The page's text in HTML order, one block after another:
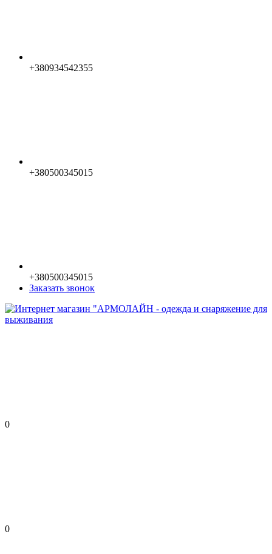
+380934542355
+380500345015
+380500345015
Заказать звонок
0
0